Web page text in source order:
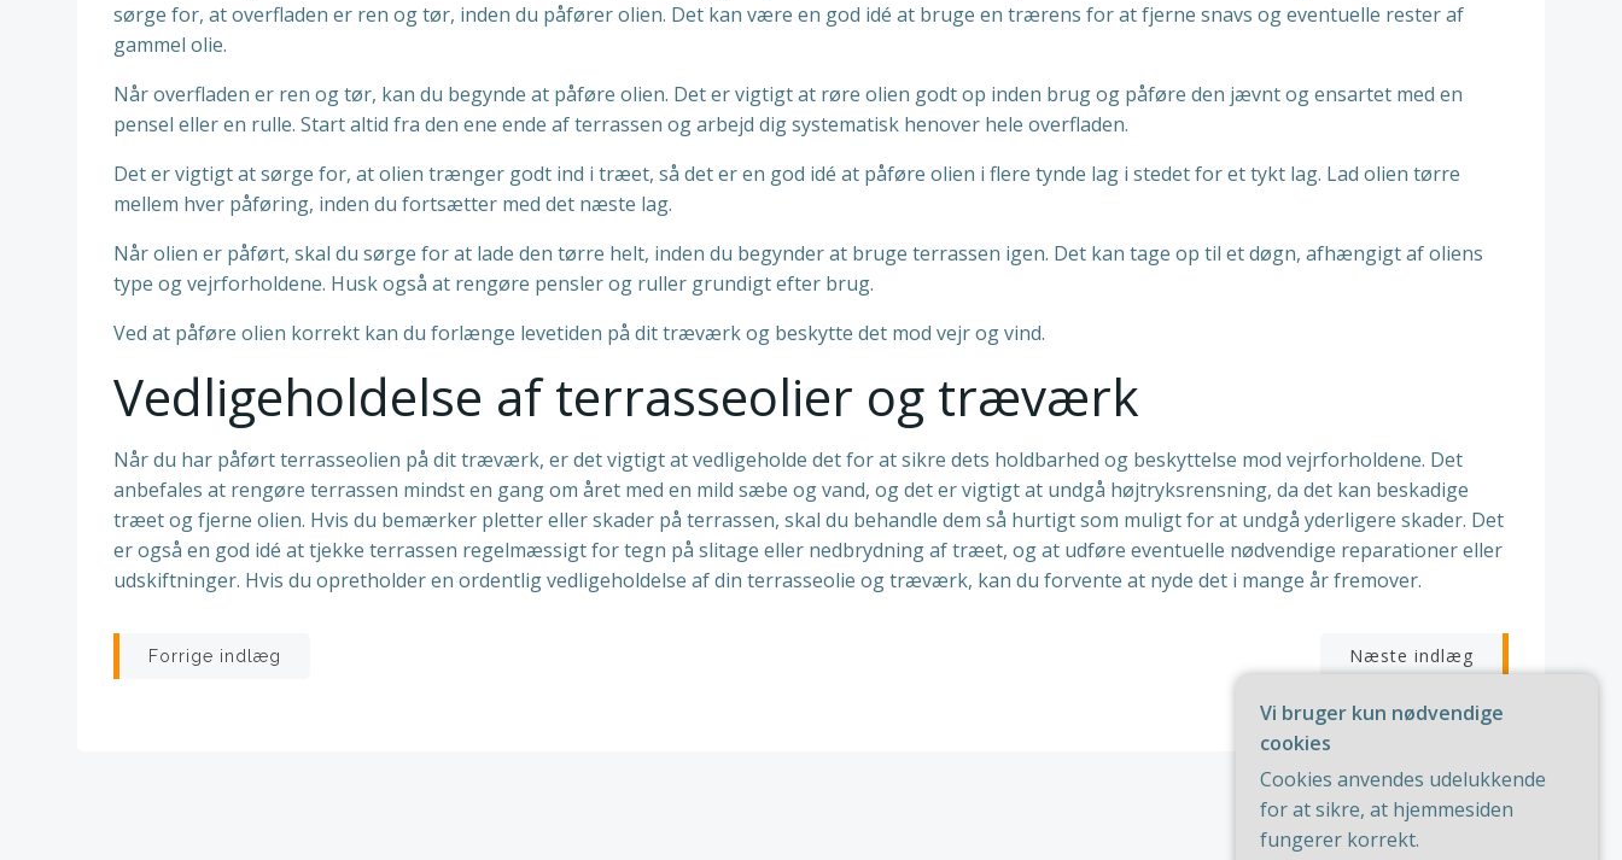
sørge for, at overfladen er ren og tør, inden du påfører olien. Det kan være en god idé at bruge en trærens for at fjerne snavs og eventuelle rester af
gammel olie.
Når overfladen er ren og tør, kan du begynde at påføre olien. Det er vigtigt at røre olien godt op inden brug og påføre den jævnt og ensartet med en
pensel eller en rulle. Start altid fra den ene ende af terrassen og arbejd dig systematisk henover hele overfladen.
Det er vigtigt at sørge for, at olien trænger godt ind i træet, så det er en god idé at påføre olien i flere tynde lag i stedet for et tykt lag. Lad olien tørre
mellem hver påføring, inden du fortsætter med det næste lag.
Når olien er påført, skal du sørge for at lade den tørre helt, inden du begynder at bruge terrassen igen. Det kan tage op til et døgn, afhængigt af oliens
type og vejrforholdene. Husk også at rengøre pensler og ruller grundigt efter brug.
Ved at påføre olien korrekt kan du forlænge levetiden på dit træværk og beskytte det mod vejr og vind.
Vedligeholdelse af terrasseolier og træværk
Når du har påført terrasseolien på dit træværk, er det vigtigt at vedligeholde det for at sikre dets holdbarhed og beskyttelse mod vejrforholdene. Det
anbefales at rengøre terrassen mindst en gang om året med en mild sæbe og vand, og det er vigtigt at undgå højtryksrensning, da det kan beskadige
træet og fjerne olien. Hvis du bemærker pletter eller skader på terrassen, skal du behandle dem så hurtigt som muligt for at undgå yderligere skader. Det
er også en god idé at tjekke terrassen regelmæssigt for tegn på slitage eller nedbrydning af træet, og at udføre eventuelle nødvendige reparationer eller
udskiftninger. Hvis du opretholder en ordentlig vedligeholdelse af din terrasseolie og træværk, kan du forvente at nyde det i mange år fremover.
Indlægsnavigation
Forrige indlæg Indlægsnavigation Næste indlæg
Vi bruger kun nødvendige
cookies
Cookies anvendes udelukkende
for at sikre, at hjemmesiden
fungerer korrekt.